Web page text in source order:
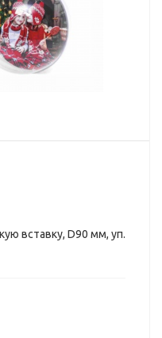
вставку, D90 мм, уп.